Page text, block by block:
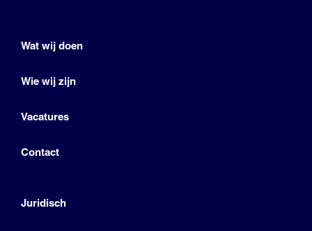
Wat wij doen
Wie wij zijn
Vacatures
Contact
Juridisch